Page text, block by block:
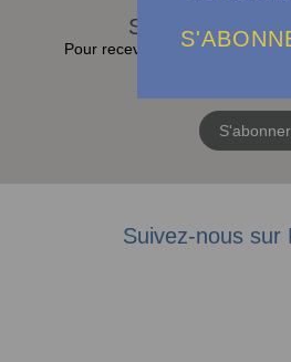
S'abonner à la
Pour recevoir toutes les
S'abonner
Suivez-nous sur